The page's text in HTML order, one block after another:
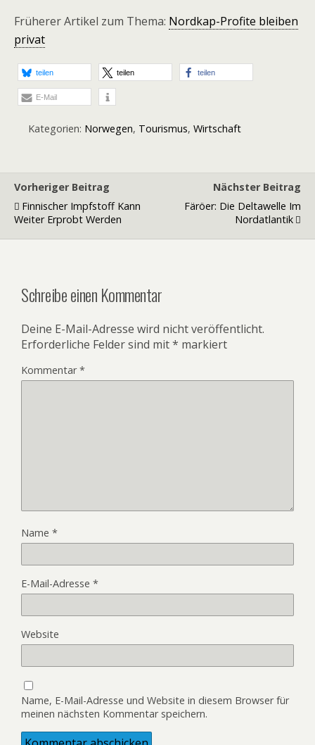
Früherer Artikel zum Thema: Nordkap-Profite bleiben
privat
teilen teilen teilen
E-Mail
Kategorien: Norwegen, Tourismus, Wirtschaft
Vorheriger Beitrag
Finnischer Impfstoff Kann
Weiter Erprobt Werden
Nächster Beitrag
Färöer: Die Deltawelle Im
Nordatlantik
Schreibe einen Kommentar
Deine E-Mail-Adresse wird nicht veröffentlicht.
Erforderliche Felder sind mit* markiert
Kommentar*
Name *
E-Mail-Adresse *
Website
Name, E-Mail-Adresse und Website in diesem Browser für
meinen nächsten Kommentar speichern.